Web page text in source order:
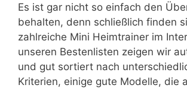
Es ist gar nicht so einfach den
behalten, denn schließlich finden
zahlreiche Mini Heimtrainer im
unseren Bestenlisten zeigen wir
und gut sortiert nach
Kriterien, einige gute Modelle, die